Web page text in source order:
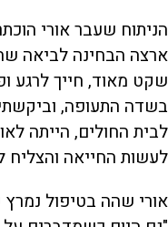
הניתוח שעבר אורי
ארצה הבחינה לביאה
שקט מאוד, חייך לרגע
בשדה התעופה,
לבית החולים, הייתה
לעשות החייאה והצליח
אורי שהה בטיפול